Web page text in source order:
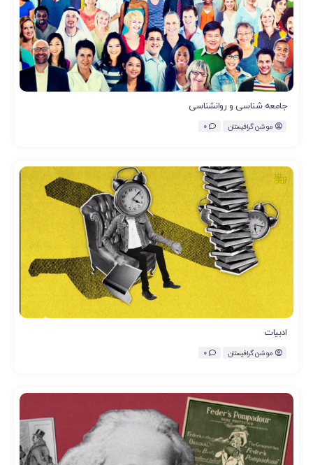
جامعه شناسی و روانشناسی
موشن گرافیستان 0
ادبیات
موشن گرافیستان 0